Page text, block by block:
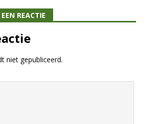
REACTIE
niet gepubliceerd.